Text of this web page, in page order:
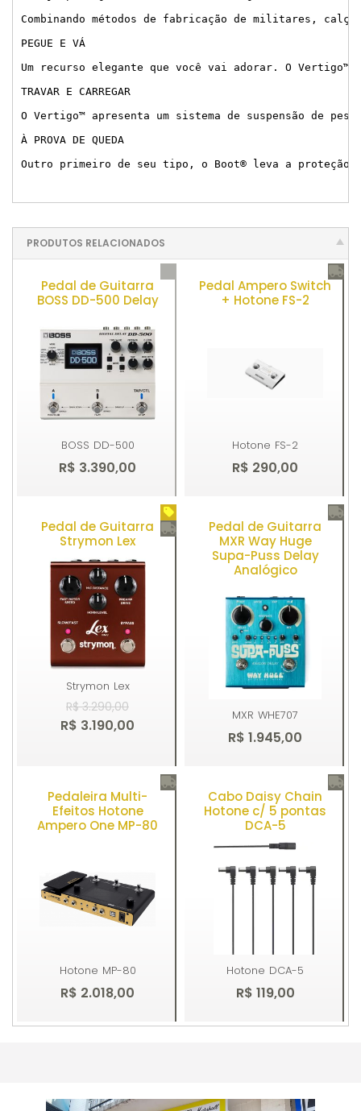
Combinando métodos de fabricação de militares,
PEGUE E VÁ
Um recurso elegante que você vai adorar. O
TRAVAR E CARREGAR
O Vertigo™ apresenta um sistema de suspensão de
À PROVA DE QUEDA
Outro primeiro de seu tipo, o Boot® leva a proteção
PRODUTOS RELACIONADOS
Pedal de Guitarra
BOSS DD-500 Delay
BOSS DD-500
R$ 3.390,00
Comprar
Pedal Ampero Switch
+ Hotone FS-2
Hotone FS-2
R$ 290,00
Comprar
Pedal de Guitarra
Strymon Lex
Strymon Lex
R$ 3.290,00
R$ 3.190,00
Comprar
Pedal de Guitarra
MXR Way Huge
Supa-Puss Delay
Analógico
MXR WHE707
R$ 1.945,00
Comprar
Pedaleira Multi-
Efeitos Hotone
Ampero One MP-80
Hotone MP-80
R$ 2.018,00
Cabo Daisy Chain
Hotone c/ 5 pontas
DCA-5
Hotone DCA-5
R$ 119,00